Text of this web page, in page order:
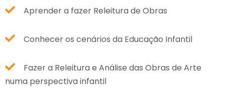
Aprender a fazer Releitura de Obras
Conhecer os cenários da Educação Infantil
Fazer a Releitura e Análise das Obras de Arte
numa perspectiva infantil